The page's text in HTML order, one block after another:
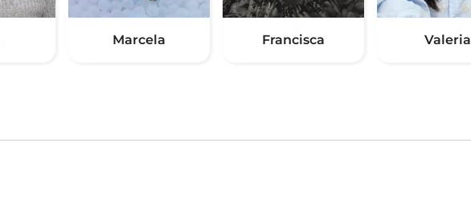
Marcela Francisca Valeria